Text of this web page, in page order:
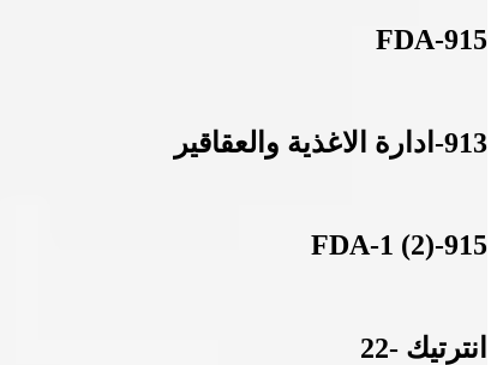
915-FDA
913-ادارة الاغذية والعقاقير
915-FDA-1 (2)
انترتيك -22